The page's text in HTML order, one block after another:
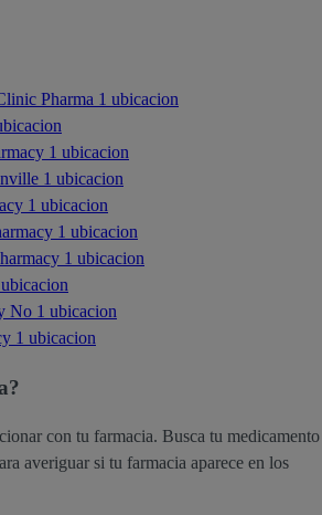
Pharma 1 ubicacion
1 ubicacion
1 ubicacion
1 ubicacion
1 ubicacion
1 ubicacion
No 1 ubicacion
1 ubicacion
con tu farmacia. Busca tu medicamento
averiguar si tu farmacia aparece en los